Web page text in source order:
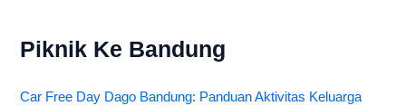
Piknik Ke Bandung
Car Free Day Dago Bandung: Panduan Aktivitas Keluarga